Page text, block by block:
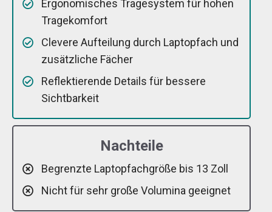
Ergonomisches Tragesystem für hohen
Tragekomfort
Clevere Aufteilung durch Laptopfach und
zusätzliche Fächer
Reflektierende Details für bessere
Sichtbarkeit
Nachteile
Begrenzte Laptopfachgröße bis 13 Zoll
Nicht für sehr große Volumina geeignet